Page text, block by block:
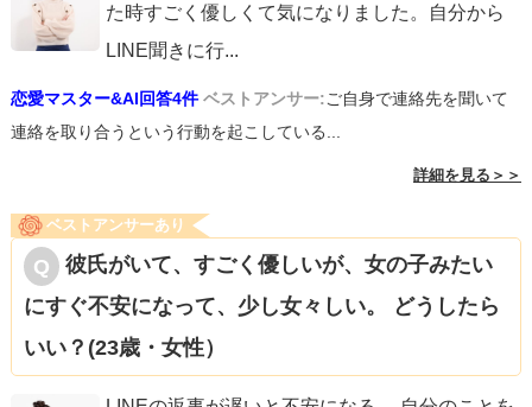
た時すごく優しくて気になりました。自分から
LINE聞きに行...
恋愛マスター&AI回答4件 ベストアンサー:ご自身で連絡先を聞いて
連絡を取り合うという行動を起こしている...
詳細を見る＞＞
ベストアンサーあり
彼氏がいて、すごく優しいが、女の子みたい
にすぐ不安になって、少し女々しい。 どうしたら
いい？(23歳・女性）